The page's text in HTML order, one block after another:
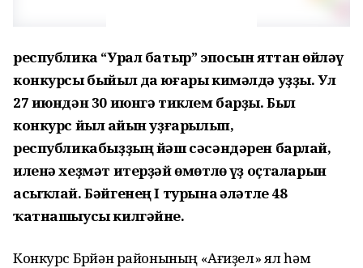
республика “Урал батыр” эпосын яттан һөйләү
конкурсы быйыл да юғары кимәлдә уҙҙы. Ул
27 июндән 30 июнгә тиклем барҙы. Был
конкурс йыл һайын уҙғарылып,
республикабыҙҙың йәш сәсәндәрен барлай,
иленә хеҙмәт итерҙәй өмөтлө һүҙ оҫталарын
асыҡлай. Бәйгенең I турына һәләтле 48
ҡатнашыусы килгәйне.
Конкурс Бөрйән районының «Ағиҙел» ял һәм